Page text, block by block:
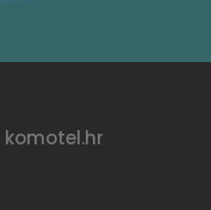
komotel.hr